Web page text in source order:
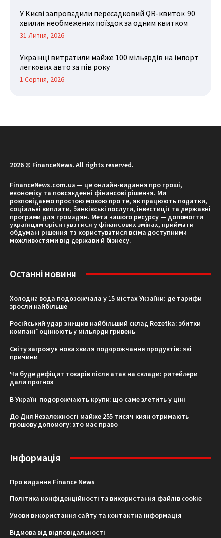
У Києві запровадили пересадковий QR-квиток: 90
хвилин необмежених поїздок за одним квитком
31 Липня, 2026
Українці витратили майже 100 мільярдів на імпорт
легкових авто за пів року
1 Серпня, 2026
2026 © FinanceNews. All rights reserved.
FinanceNews.com.ua — це онлайн-видання про гроші,
економіку та повсякденні фінансові рішення. Ми
розповідаємо простою мовою про те, як працюють податки,
соціальні виплати, банківські послуги, інвестиції та державні
програми для громадян. Мета нашого ресурсу — допомогти
українцям орієнтуватися у фінансових змінах, приймати
обдумані рішення та користуватися всіма доступними
можливостями від держави й бізнесу.
Останні новини
Холодна вода подорожчала у 15 містах України: де тарифи
зросли найбільше
Російський удар знищив найбільший склад Rozetka: збитки
компанії оцінюють у мільярди гривень
Світу загрожує нова хвиля подорожчання продуктів: які
причини
Чи буде дефіцит товарів після атак на склади: ритейлери
дали прогноз
В Україні подорожчають крупи: що саме злетить у ціні
До Дня Незалежності майже 255 тисяч киян отримають
грошову допомогу: хто має право
Інформація
Про видання Finance News
Політика конфіденційності та використання файлів cookie
Умови використання сайту та контактна інформація
Відмова від відповідальності